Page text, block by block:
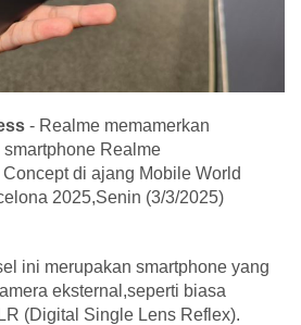
- Realme memamerkan
Realme
di ajang Mobile World
2025,Senin (3/3/2025)
ini merupakan smartphone yang
eksternal,seperti biasa
(Digital Single Lens Reflex).